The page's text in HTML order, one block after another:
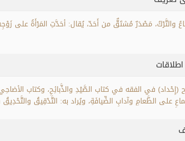
والتَّرْكُ، مَصْدَرٌ مُشتَقٌّ من أَحَدّ، يُقال: أحَدَّتِ المَرْأَةُ على
في الفقه في كتاب الصَّيْدِ والذَّبائِحِ، وكتاب
على الطَّعامِ وآدابِ الضِّيافَةِ، ويُراد به: التَّدْقِيقُ والتَّحْدِيقُ